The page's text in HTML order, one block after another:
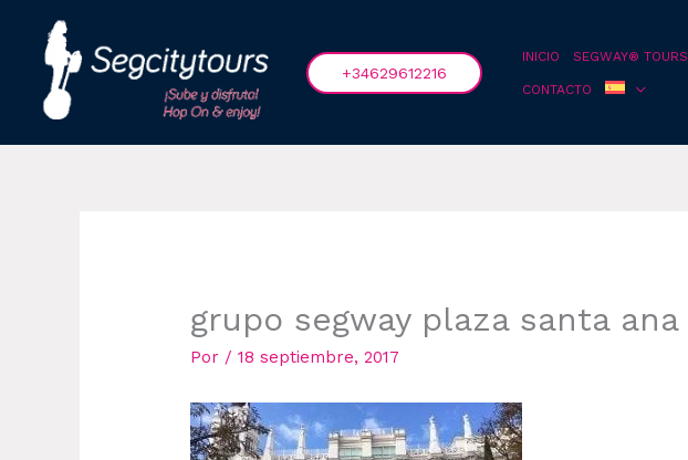
contenido
+34629612216
INICIO SEGWAY® TOURS
CONTACTO
grupo segway plaza santa ana
Por /18 septiembre, 2017